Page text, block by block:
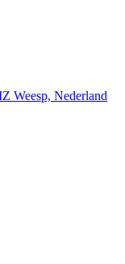
Weesp, Nederland